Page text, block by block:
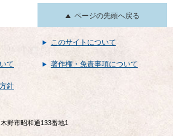
ページの先頭へ戻る
このサイトについて
て 著作権・免責事項について
針
野市昭和通133番地1